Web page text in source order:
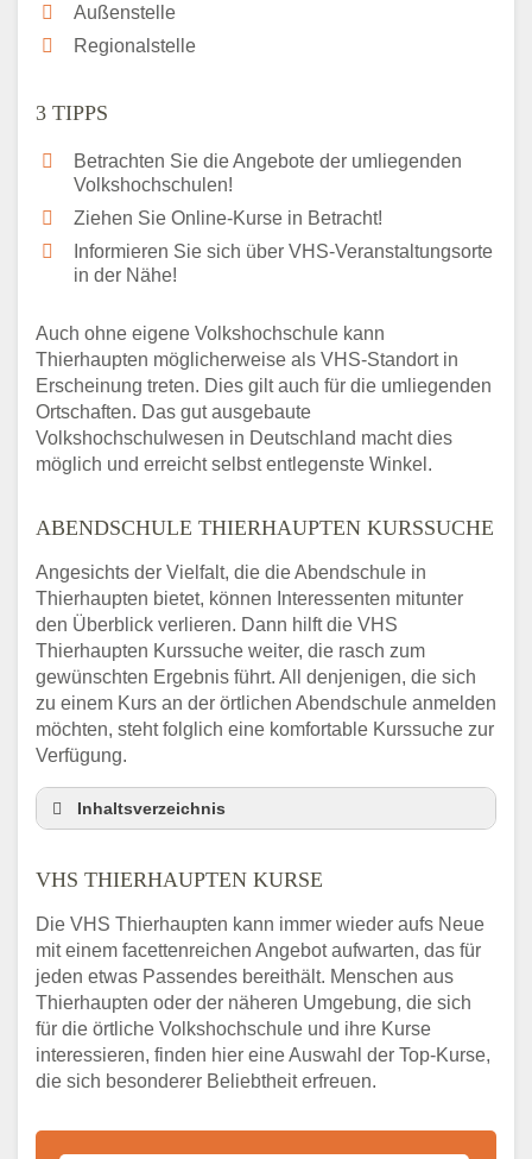
Außenstelle
Regionalstelle
3 TIPPS
Betrachten Sie die Angebote der umliegenden
Volkshochschulen!
Ziehen Sie Online-Kurse in Betracht!
Informieren Sie sich über VHS-Veranstaltungsorte
in der Nähe!
Auch ohne eigene Volkshochschule kann
Thierhaupten möglicherweise als VHS-Standort in
Erscheinung treten. Dies gilt auch für die umliegenden
Ortschaften. Das gut ausgebaute
Volkshochschulwesen in Deutschland macht dies
möglich und erreicht selbst entlegenste Winkel.
ABENDSCHULE THIERHAUPTEN KURSSUCHE
Angesichts der Vielfalt, die die Abendschule in
Thierhaupten bietet, können Interessenten mitunter
den Überblick verlieren. Dann hilft die VHS
Thierhaupten Kurssuche weiter, die rasch zum
gewünschten Ergebnis führt. All denjenigen, die sich
zu einem Kurs an der örtlichen Abendschule anmelden
möchten, steht folglich eine komfortable Kurssuche zur
Verfügung.
Inhaltsverzeichnis
Umgebung
Abendschule Thierhaupten Kurssuche
VHS Thierhaupten Kurse
VHS Thierhaupten – Öffnungszeiten und
Telefonnummer
Stellenangebote der Volkshochschule
Thierhaupten
VHS THIERHAUPTEN KURSE
Die VHS Thierhaupten kann immer wieder aufs Neue
mit einem facettenreichen Angebot aufwarten, das für
jeden etwas Passendes bereithält. Menschen aus
Thierhaupten oder der näheren Umgebung, die sich
für die örtliche Volkshochschule und ihre Kurse
interessieren, finden hier eine Auswahl der Top-Kurse,
die sich besonderer Beliebtheit erfreuen.